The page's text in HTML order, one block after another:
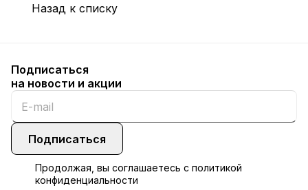
Назад к списку
Подписаться
на новости и акции
Подписаться
Продолжая, вы соглашаетесь с политикой
конфиденциальности